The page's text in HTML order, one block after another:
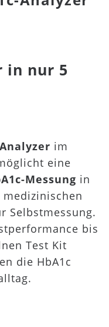
in nur 5
im
eine
Messung in
Selbstmessung.
bis
Test Kit
die HbA1c